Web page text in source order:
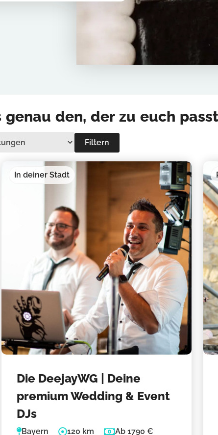
genau den, der zu euch passt
Filtern
In deiner Stadt
Die DeejayWG | Deine
premium Wedding & Event
DJs
Bayern 120 km Ab 1790 €